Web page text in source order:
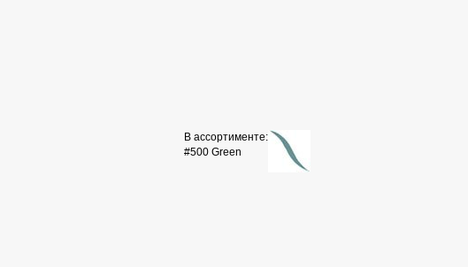
В ассортименте:
#500 Green